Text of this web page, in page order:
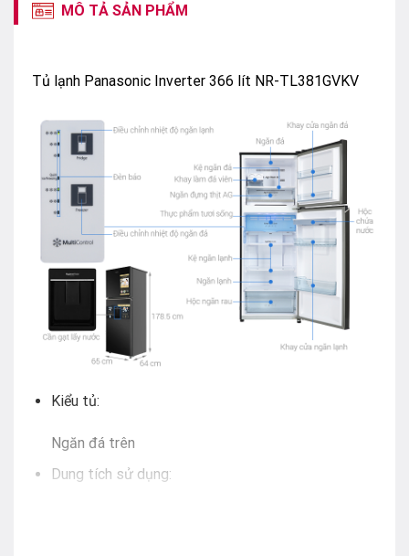
MÔ TẢ SẢN PHẨM
Tủ lạnh Panasonic Inverter 366 lít NR-TL381GVKV
Kiểu tủ:
Ngăn đá trên
Dung tích sử dụng: